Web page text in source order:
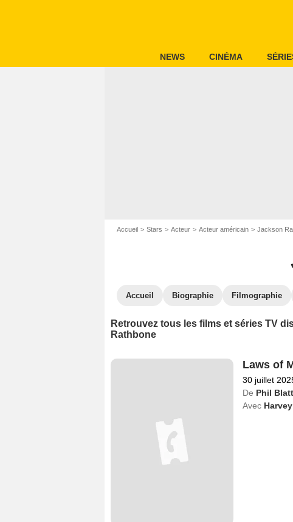
NEWS CINÉMA
Accueil Stars Acteur Acteur américain Jackson
Accueil Biographie Filmographie
Retrouvez tous les films et séries TV
Rathbone
Laws of
30 juillet
De Phil
Avec